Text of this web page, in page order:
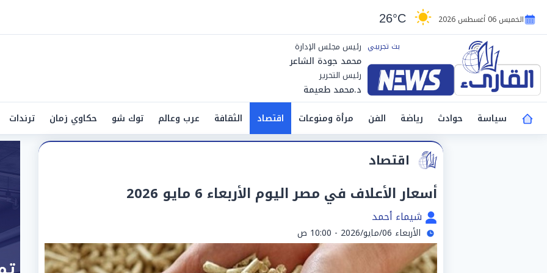
الخميس 06 أغسطس 2026 26°C
رئيس مجلس الإدارة
محمد جودة الشاعر
رئيس التحرير
د.محمد طعيمة
سياسة
حوادث رياضة الفن مرأة ومنوعات اقتصاد الثقافة عرب وعالم توك شو حكاوي زمان ترندات
اقتصاد
أسعار الأعلاف في مصر اليوم الأربعاء 6 مايو 2026
شيماء أحمد
الأربعاء 06/مايو/2026 - 10:00 ص